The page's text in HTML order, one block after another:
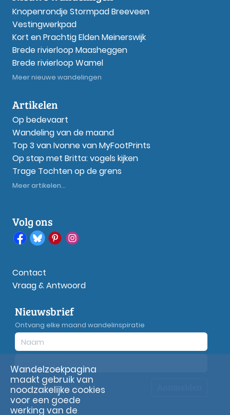
Knopenrondje Stormpad Breeveen
Vestingwerkpad
Kort en Prachtig Elden Meinerswijk
Brede rivierloop Maasheggen
Brede rivierloop Wamel
Meer nieuwe wandelingen
Artikelen
Op bedevaart
Wandeling van de maand
Top 3 van Ivonne van MyFootPrints
Op stap met Britta: vogels kijken
Trage Tochten op de grens
Meer artikelen...
Volg ons
Contact
Vraag & Antwoord
Nieuwsbrief
Ontvang elke maand wandelinspiratie
Privacyverklaring
Wandelzoekpagina
maakt gebruik van
noodzakelijke cookies
voor een goede
werking van de